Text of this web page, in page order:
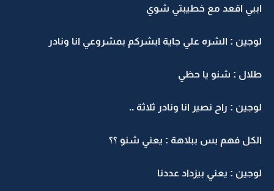
اببي اقعد مع خطيبتي شوي
لوجين : الشره علي جاية ابشركم بمشروعي انا ونادر
طلال : شنو يا حظي
لوجين : راح نصير انا ونادر ثلاثة ..
الكل فهم بس ببلاهة : يعني شنو ؟؟
لوجين : يعني بيزداد عددنا